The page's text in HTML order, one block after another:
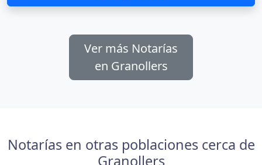
Ver más Notarías
en Granollers
Notarías en otras poblaciones cerca de
Granollers